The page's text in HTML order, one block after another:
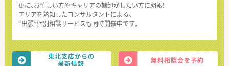
更に、お忙しい方やキャリアの棚卸がしたい方に朗報!
エリアを熟知したコンサルタントによる、
“出張”個別相談サービスも同時開催中です。
東北支店からの
最新情報
無料相談会を予約